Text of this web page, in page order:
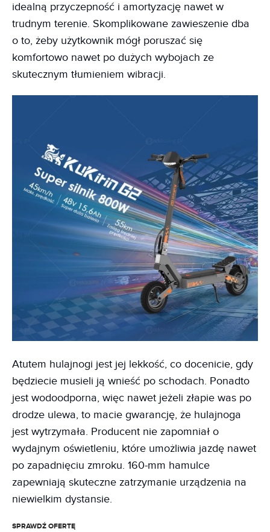
idealną przyczepność i amortyzację nawet w
trudnym terenie. Skomplikowane zawieszenie dba
o to, żeby użytkownik mógł poruszać się
komfortowo nawet po dużych wybojach ze
skutecznym tłumieniem wibracji.
Atutem hulajnogi jest jej lekkość, co docenicie, gdy
będziecie musieli ją wnieść po schodach. Ponadto
jest wodoodporna, więc nawet jeżeli złapie was po
drodze ulewa, to macie gwarancję, że hulajnoga
jest wytrzymała. Producent nie zapomniał o
wydajnym oświetleniu, które umożliwia jazdę nawet
po zapadnięciu zmroku. 160-mm hamulce
zapewniają skuteczne zatrzymanie urządzenia na
niewielkim dystansie.
SPRAWDŹ OFERTĘ